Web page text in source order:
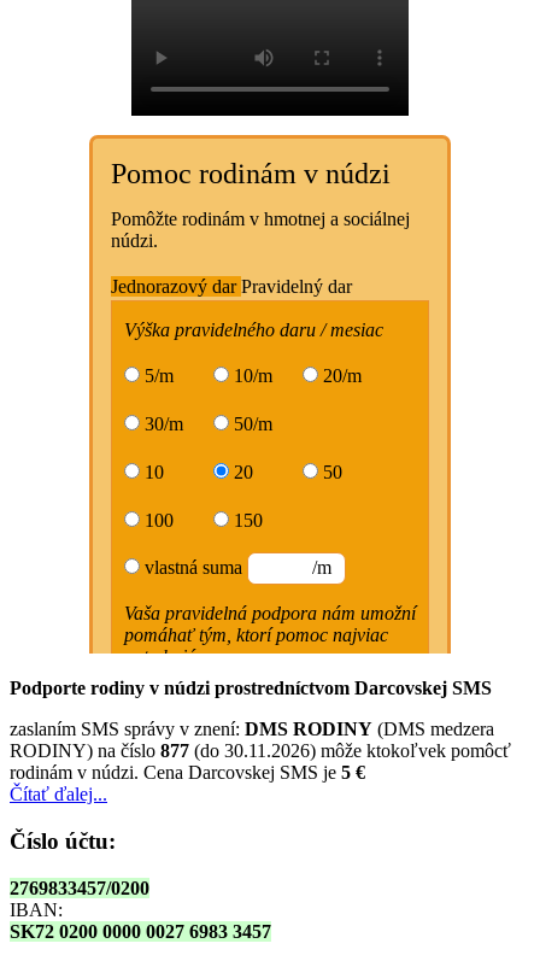
Podporte rodiny v núdzi prostredníctvom Darcovskej SMS
zaslaním SMS správy v znení: DMS RODINY (DMS medzera
RODINY) na číslo 877 (do 30.11.2026) môže ktokoľvek pomôcť
rodinám v núdzi. Cena Darcovskej SMS je 5 €
Čítať ďalej...
Číslo účtu:
2769833457/0200
IBAN:
SK72 0200 0000 0027 6983 3457